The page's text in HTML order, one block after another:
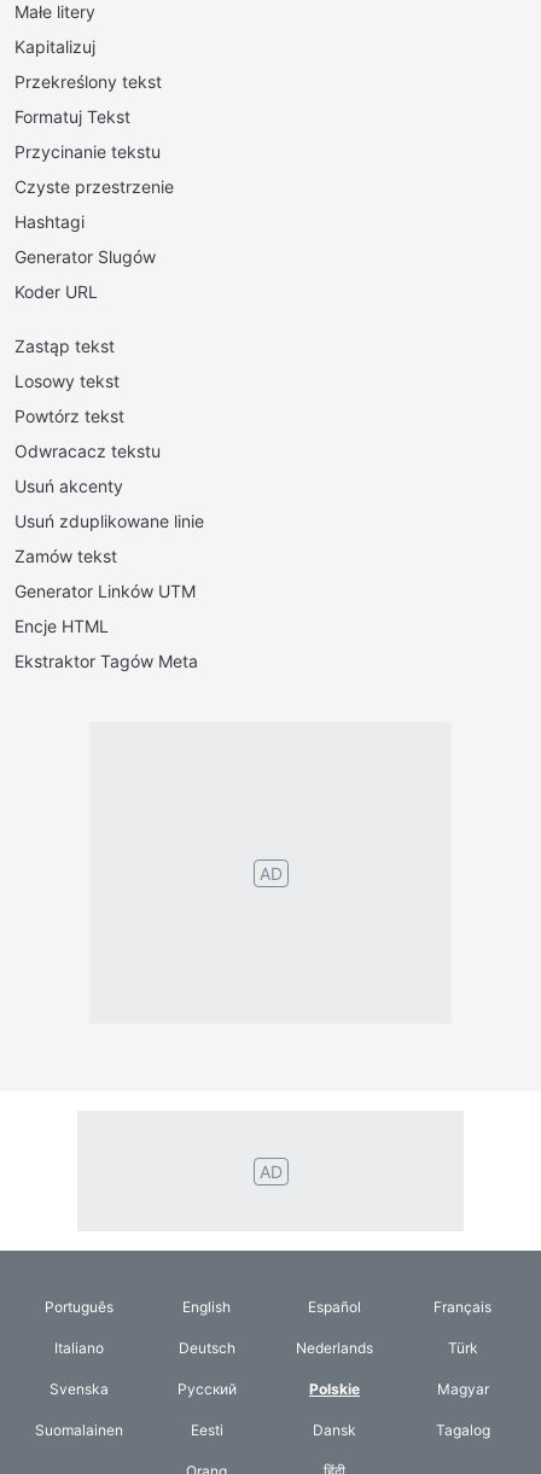
Małe litery
Kapitalizuj
Przekreślony tekst
Formatuj Tekst
Przycinanie tekstu
Czyste przestrzenie
Hashtagi
Generator Slugów
Koder URL
Zastąp tekst
Losowy tekst
Powtórz tekst
Odwracacz tekstu
Usuń akcenty
Usuń zduplikowane linie
Zamów tekst
Generator Linków UTM
Encje HTML
Ekstraktor Tagów Meta
AD
AD
Português English Español Français
Italiano Deutsch Nederlands Türk
Svenska Русский Polskie Magyar
Suomalainen Eesti Dansk Tagalog